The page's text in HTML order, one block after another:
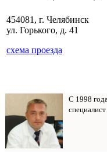
454081, г. Челябинск
ул. Горького, д. 41
схема проезда
С 1998